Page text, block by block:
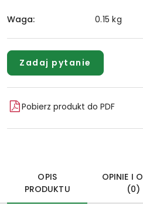
Waga: 0.15 kg
Zadaj pytanie
Pobierz produkt do PDF
OPIS
PRODUKTU
OPINIE I
(0)